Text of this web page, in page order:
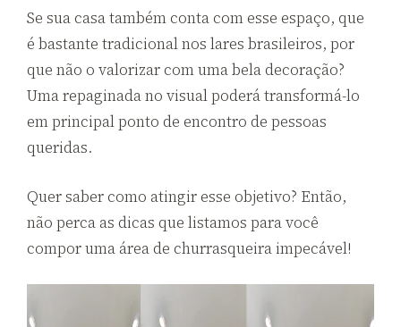
Se sua casa também conta com esse espaço, que
é bastante tradicional nos lares brasileiros, por
que não o valorizar com uma bela decoração?
Uma repaginada no visual poderá transformá-lo
em principal ponto de encontro de pessoas
queridas.
Quer saber como atingir esse objetivo? Então,
não perca as dicas que listamos para você
compor uma área de churrasqueira impecável!